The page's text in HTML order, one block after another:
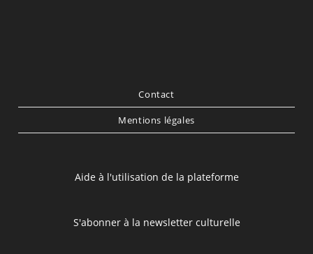
Contact
Mentions légales
Aide à l'utilisation de la plateforme
S'abonner à la newsletter culturelle